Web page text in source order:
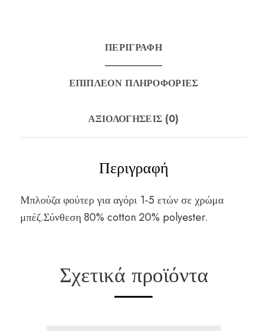
ΠΕΡΙΓΡΑΦΉ
ΕΠΙΠΛΈΟΝ ΠΛΗΡΟΦΟΡΊΕΣ
ΑΞΙΟΛΟΓΉΣΕΙΣ (0)
Περιγραφή
Μπλούζα φούτερ για αγόρι 1-5 ετών σε χρώμα
μπέζ.Σύνθεση 80% cotton 20% polyester.
Σχετικά προϊόντα